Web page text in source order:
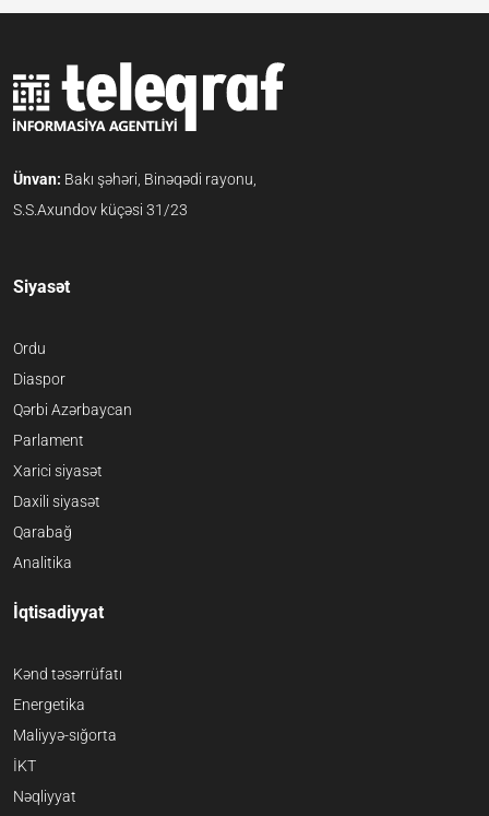
Ünvan: Bakı şəhəri, Binəqədi rayonu,
S.S.Axundov küçəsi 31/23
Siyasət
Ordu
Diaspor
Qərbi Azərbaycan
Parlament
Xarici siyasət
Daxili siyasət
Qarabağ
Analitika
İqtisadiyyat
Kənd təsərrüfatı
Energetika
Maliyyə-sığorta
İKT
Nəqliyyat